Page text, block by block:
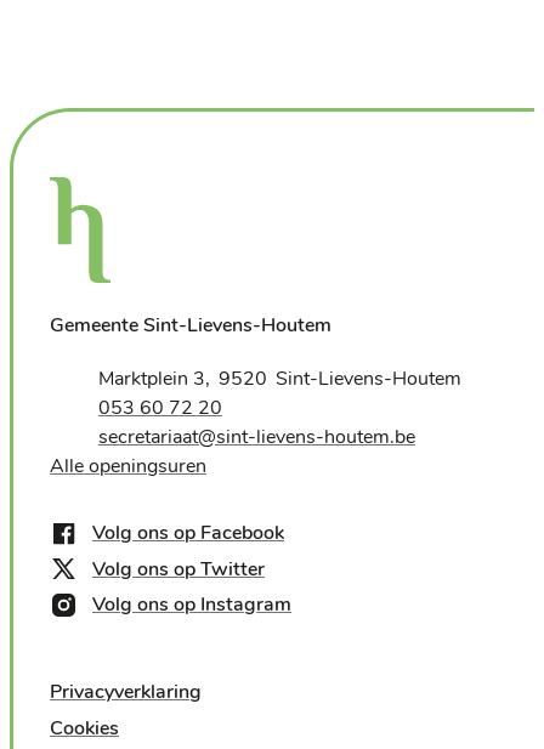
Gemeente Sint-Lievens-Houtem
AdresMarktplein 3 ,9520 Sint-Lievens-Houtem
053 60 72 20
E-mailsecretariaat@sint-lievens-houtem.be
Alle openingsuren
Volg ons op Facebook
Volg ons op Twitter
Volg ons op Instagram
Privacyverklaring
Cookies